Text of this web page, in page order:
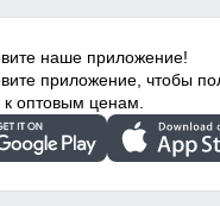
размеров
Средняя
Дизайн и стиль
наше приложение!
приложение, чтобы
к оптовым ценам.